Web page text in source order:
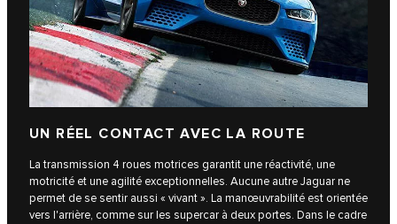
UN RÉEL CONTACT AVEC LA ROUTE
La transmission 4 roues motrices garantit une réactivité, une
motricité et une agilité exceptionnelles. Aucune autre Jaguar ne
permet de se sentir aussi « vivant ». La manœuvrabilité est orientée
vers l'arrière, comme sur les supercar à deux portes. Dans le cadre